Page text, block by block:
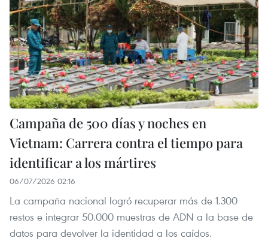
Campaña de 500 días y noches en
Vietnam: Carrera contra el tiempo para
identificar a los mártires
06/07/2026 02:16
La campaña nacional logró recuperar más de 1.300
restos e integrar 50.000 muestras de ADN a la base de
datos para devolver la identidad a los caídos.